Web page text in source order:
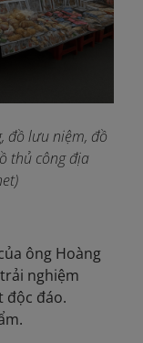
đồ lưu niệm, đồ
thủ công địa
ông Hoàng
nghiệm
độc đáo.